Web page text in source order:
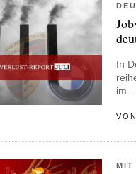
In
im…
VON
MIT